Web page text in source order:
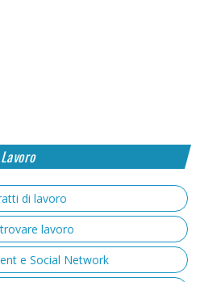
Lavoro
di lavoro
lavoro
e Social Network